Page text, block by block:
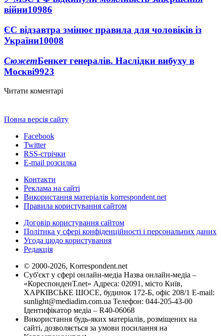
війни10986
ЄС відзавтра змінює правила для чоловіків із
України10008
СюжетБенкет генералів. Наслідки вибуху в
Москві9923
Читати коментарі
Повна версія сайту
Facebook
Twitter
RSS-стрічки
E-mail розсилка
Контакти
Реклама на сайті
Використання матеріалів korrespondent.net
Правила користування сайтом
Договір користування сайтом
Політика у сфері конфіденційності і персональних даних
Угода щодо користування
Редакція
© 2000-2026, Korrespondent.net
Суб'єкт у сфері онлайн-медіа Назва онлайн-медіа –
«КореспонденТ.net» Адреса: 02091, місто Київ,
ХАРКІВСЬКЕ ШОСЕ, будинок 172-Б, офіс 208/1 E-mail:
sunlight@mediadim.com.ua Телефон: 044-205-43-00
Ідентифікатор медіа – R40-06068
Використання будь-яких матеріалів, розміщених на
сайті, дозволяється за умови посилання на